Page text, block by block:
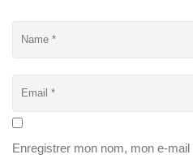
Enregistrer mon nom, mon e-